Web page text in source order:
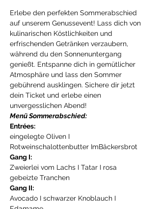
Erlebe den perfekten Sommerabschied
auf unserem Genussevent! Lass dich von
kulinarischen Köstlichkeiten und
erfrischenden Getränken verzaubern,
während du den Sonnenuntergang
genießt. Entspanne dich in gemütlicher
Atmosphäre und lass den Sommer
gebührend ausklingen. Sichere dir jetzt
dein Ticket und erlebe einen
unvergesslichen Abend!
Menü Sommerabschied:
Entrées:
eingelegte Oliven I
Rotweinschalottenbutter ImBäckersbrot
Gang I:
Zweierlei vom Lachs I Tatar I rosa
gebeizte Tranchen
Gang II:
Avocado I schwarzer Knoblauch I